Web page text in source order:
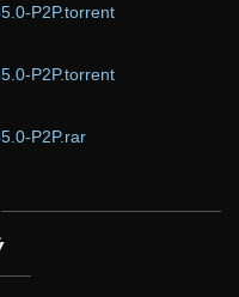
P2P.torrent
P2P.torrent
P2P.rar